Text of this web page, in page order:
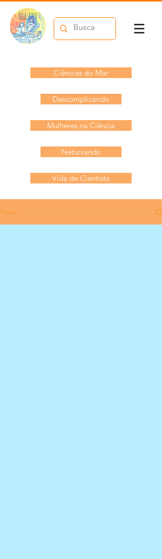
Ciências do Mar
Descomplicando
Mulheres na Ciência
Netuniando
Vida de Cientista
Posts